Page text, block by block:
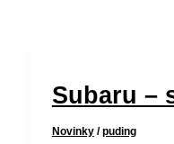
Subaru –
Novinky/puding